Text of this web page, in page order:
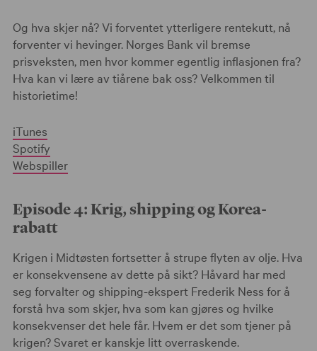
Og hva skjer nå? Vi forventet ytterligere rentekutt, nå
forventer vi hevinger. Norges Bank vil bremse
prisveksten, men hvor kommer egentlig inflasjonen fra?
Hva kan vi lære av tiårene bak oss? Velkommen til
historietime!
iTunes
Spotify
Webspiller
Episode 4: Krig, shipping og Korea-
rabatt
Krigen i Midtøsten fortsetter å strupe flyten av olje. Hva
er konsekvensene av dette på sikt? Håvard har med
seg forvalter og shipping-ekspert Frederik Ness for å
forstå hva som skjer, hva som kan gjøres og hvilke
konsekvenser det hele får. Hvem er det som tjener på
krigen? Svaret er kanskje litt overraskende.